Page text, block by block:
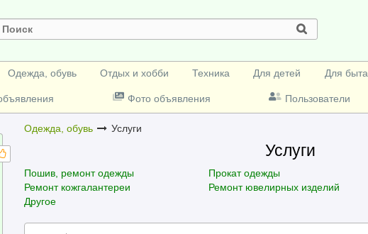
Одежда, обувь Отдых и хобби Техника Для детей Для быта
Фото объявления Пользователи
Одежда, обувь Услуги
Услуги
Пошив, ремонт одежды Прокат одежды
Ремонт кожгалантереи
Ремонт ювелирных изделий
Другое